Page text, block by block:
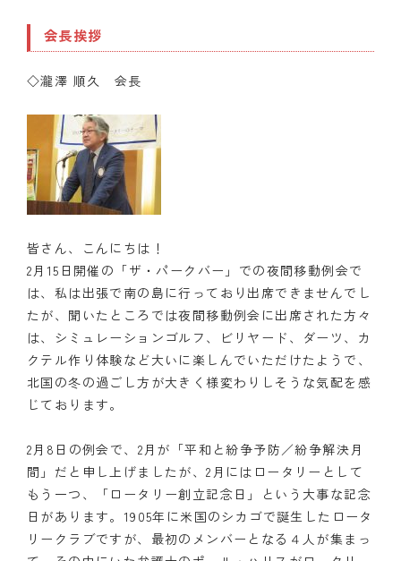
会長挨拶
◇瀧澤 順久 会長
皆さん、こんにちは！
2月15日開催の「ザ・パークバー」での夜間移動例会で
は、私は出張で南の島に行っており出席できませんでし
たが、聞いたところでは夜間移動例会に出席された方々
は、シミュレーションゴルフ、ビリヤード、ダーツ、カ
クテル作り体験など大いに楽しんでいただけたようで、
北国の冬の過ごし方が大きく様変わりしそうな気配を感
じております。
2月8日の例会で、2月が「平和と紛争予防／紛争解決月
間」だと申し上げましたが、2月にはロータリーとして
もう一つ、「ロータリー創立記念日」という大事な記念
日があります。1905年に米国のシカゴで誕生したロータ
リークラブですが、最初のメンバーとなる４人が集まっ